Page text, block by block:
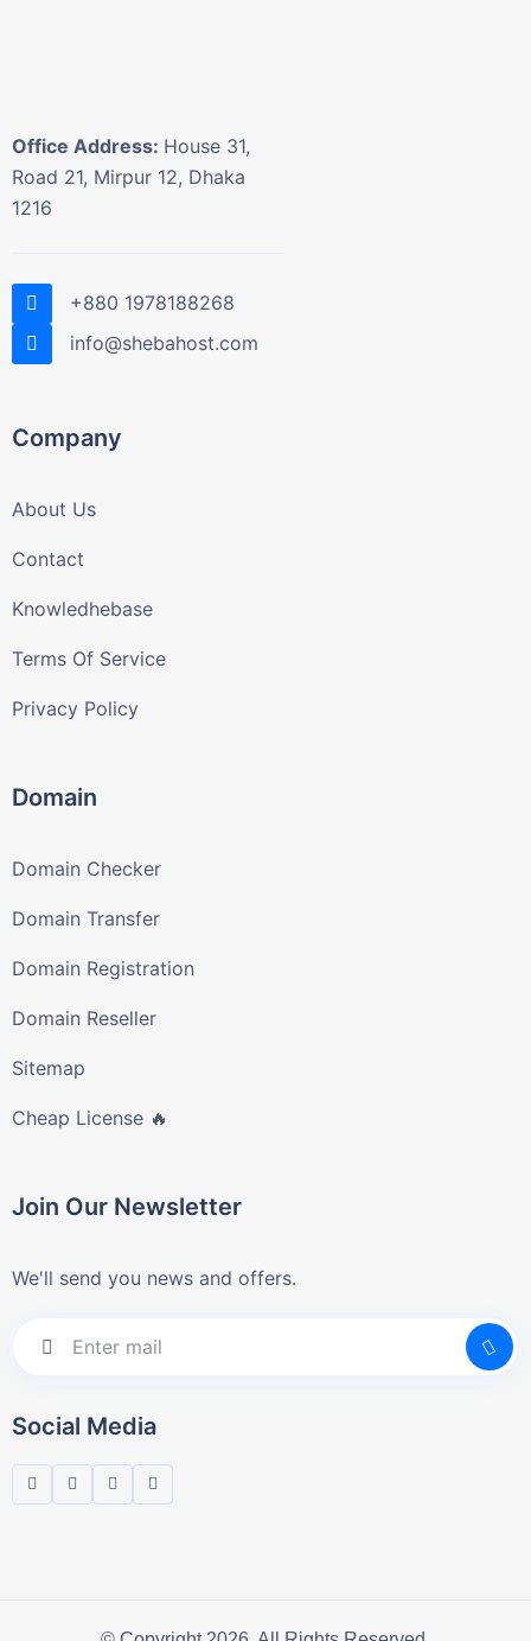
Office Address: House 31,
Road 21, Mirpur 12, Dhaka
1216
+880 1978188268
info@shebahost.com
Company
About Us
Contact
Knowledhebase
Terms Of Service
Privacy Policy
Domain
Domain Checker
Domain Transfer
Domain Registration
Domain Reseller
Sitemap
Cheap License 🔥
Join Our Newsletter
We'll send you news and offers.
Social Media